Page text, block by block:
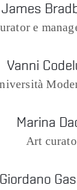
James
e
Vanni
Marina
Art
Giordano